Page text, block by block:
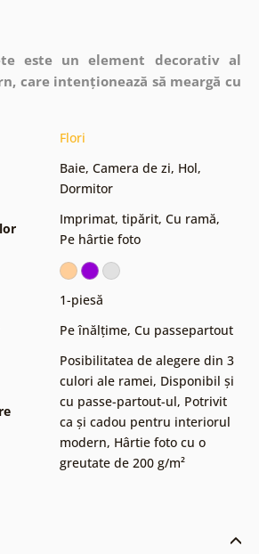
este un element decorativ al
care intenționează să meargă cu
Flori
Baie, Camera de zi, Hol,
Dormitor
Imprimat, tipărit, Cu ramă,
Pe hârtie foto
1-piesă
Pe înălțime, Cu passepartout
Posibilitatea de alegere din 3
culori ale ramei, Disponibil și
cu passe-partout-ul, Potrivit
ca și cadou pentru interiorul
modern, Hârtie foto cu o
greutate de 200 g/m²